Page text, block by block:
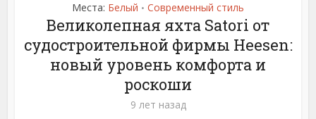
Места: Белый • Современный стиль
Великолепная яхта Satori от
судостроительной фирмы Heesen:
новый уровень комфорта и
роскоши
9 лет назад